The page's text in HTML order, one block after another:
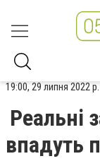
19:00, 29 липня 2022 р.
Реальні
впадуть